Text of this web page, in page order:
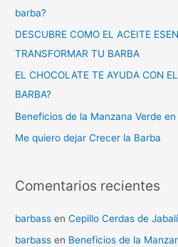
barba?
DESCUBRE COMO EL ACEITE
TRANSFORMAR TU BARBA
EL CHOCOLATE TE AYUDA CON
BARBA?
Beneficios de la Manzana Verde
Me quiero dejar Crecer la Barba
Comentarios recientes
barbass enCepillo Cerdas de
barbass en Beneficios de la